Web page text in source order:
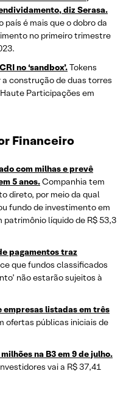
diz Serasa.
país é mais que o dobro da
no primeiro trimestre
no ‘sandbox’.Tokens
construção de duas torres
Participações em
Financeiro
com milhas e prevê
5 anos.Companhia tem
direto, por meio da qual
fundo de investimento em
líquido de R$ 53,3
pagamentos traz
que fundos classificados
não estarão sujeitos à
empresas listadas em três
ofertas públicas iniciais de
na B3 em 9 de julho.
vai a R$ 37,41